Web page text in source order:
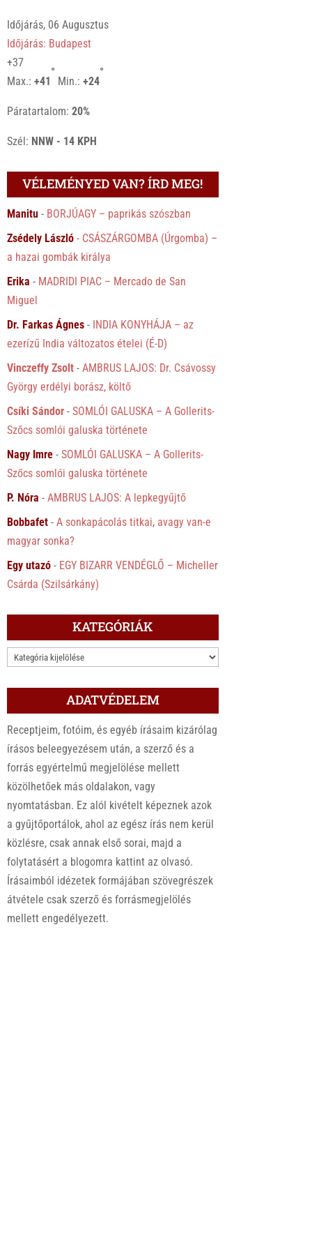
Időjárás, 06 Augusztus
Időjárás: Budapest
+37
Max.:+41
°
Min.:+24
°
Páratartalom:20%
Szél: NNW - 14 KPH
VÉLEMÉNYED VAN? ÍRD MEG!
Manitu - BORJÚAGY – paprikás szószban
Zsédely László - CSÁSZÁRGOMBA (Úrgomba) –
a hazai gombák királya
Erika - MADRIDI PIAC – Mercado de San
Miguel
Dr. Farkas Ágnes - INDIA KONYHÁJA – az
ezerízű India változatos ételei (É-D)
Vinczeffy Zsolt -AMBRUS LAJOS: Dr. Csávossy
György erdélyi borász, költő
Csíki Sándor -SOMLÓI GALUSKA – A Gollerits-
Szőcs somlói galuska története
Nagy Imre -SOMLÓI GALUSKA – A Gollerits-
Szőcs somlói galuska története
P. Nóra -AMBRUS LAJOS: A lepkegyűjtő
Bobbafet -A sonkapácolás titkai, avagy van-e
magyar sonka?
Egy utazó - EGY BIZARR VENDÉGLŐ – Micheller
Csárda (Szilsárkány)
KATEGÓRIÁK
KATEGÓRIÁK
ADATVÉDELEM
Receptjeim, fotóim, és egyéb írásaim kizárólag
írásos beleegyezésem után, a szerző és a
forrás egyértelmű megjelölése mellett
közölhetőek más oldalakon, vagy
nyomtatásban. Ez alól kivételt képeznek azok
a gyűjtőportálok, ahol az egész írás nem kerül
közlésre, csak annak első sorai, majd a
folytatásért a blogomra kattint az olvasó.
Írásaimból idézetek formájában szövegrészek
átvétele csak szerző és forrásmegjelölés
mellett engedélyezett.